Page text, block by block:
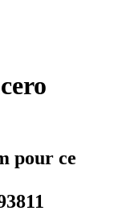
pour ce